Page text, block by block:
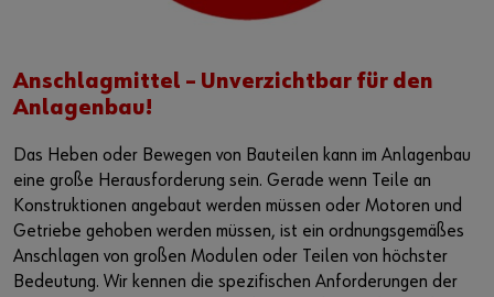
Anschlagmittel – Unverzichtbar für den
Anlagenbau!
Das Heben oder Bewegen von Bauteilen kann im Anlagenbau
eine große Herausforderung sein. Gerade wenn Teile an
Konstruktionen angebaut werden müssen oder Motoren und
Getriebe gehoben werden müssen, ist ein ordnungsgemäßes
Anschlagen von großen Modulen oder Teilen von höchster
Bedeutung. Wir kennen die spezifischen Anforderungen der